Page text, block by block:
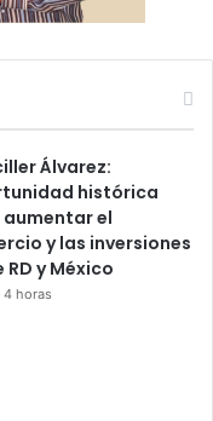
Álvarez:
histórica
el
y las inversiones
RD y México
4 horas